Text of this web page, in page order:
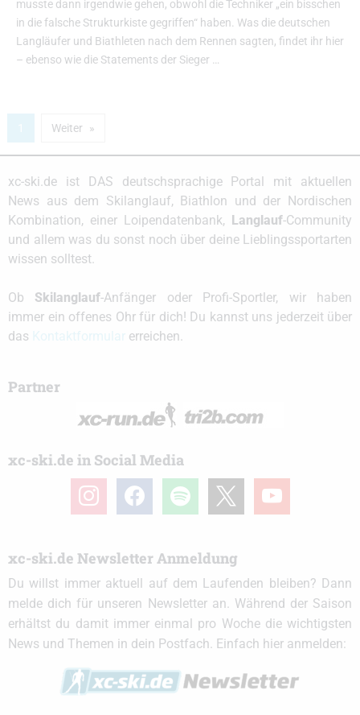
musste dann irgendwie gehen, obwohl die Techniker „ein bisschen
in die falsche Strukturkiste gegriffen“ haben. Was die deutschen
Langläufer und Biathleten nach dem Rennen sagten, findet ihr hier
– ebenso wie die Statements der Sieger …
Weiter
xc-ski.de ist DAS deutschsprachige Portal mit aktuellen
News aus dem Skilanglauf, Biathlon und der Nordischen
Kombination, einer Loipendatenbank,
Langlauf-Community
und allem was du sonst noch über deine Lieblingssportarten
wissen solltest.
Ob Skilanglauf-Anfänger oder Profi-Sportler, wir haben
immer ein offenes Ohr für dich! Du kannst uns jederzeit über
das
erreichen.
Partner
xc-ski.de in Social Media
instagramfacebook spotify youtube
xc-ski.de Newsletter Anmeldung
Du willst immer aktuell auf dem Laufenden bleiben? Dann
melde dich für unseren Newsletter an. Während der Saison
erhältst du damit immer einmal pro Woche die wichtigsten
News und Themen in dein Postfach. Einfach hier anmelden: